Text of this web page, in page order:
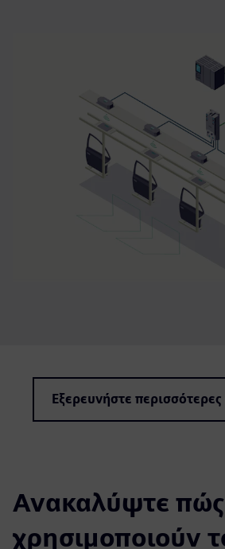
Εξερευνήστε
Ανακαλύψτε πώς
χρησιμοποιούν